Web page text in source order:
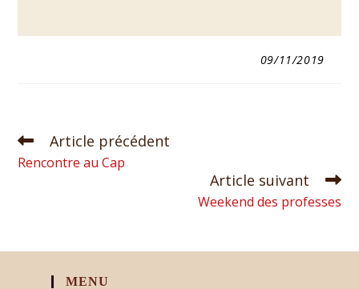
09/11/2019
Article précédent
Rencontre au Cap
Article suivant
Weekend des professes
MENU